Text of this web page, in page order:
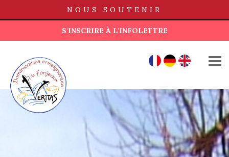
NOUS SOUTENIR
S'INSCRIRE À L'INFOLETTRE
DE EN
FONDS AD LUCEM
ACTUALITÉS
PUBLICATIONS